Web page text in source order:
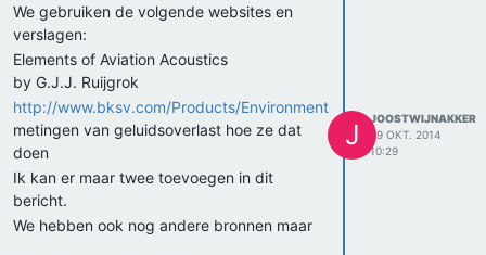
We gebruiken de volgende websites en
verslagen:
Elements of Aviation Acoustics
by G.J.J. Ruijgrok
http://www.bksv.com/Products/
metingen van geluidsoverlast hoe ze dat
doen
Ik kan er maar twee toevoegen in dit
bericht.
We hebben ook nog andere bronnen maar
J
JOOSTWIJNAKKER
29 OKT. 2014
10:29